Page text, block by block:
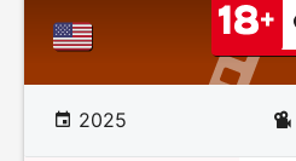
2025